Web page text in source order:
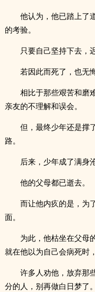
他认为，他已踏上了
的考验。
只要自己坚持下去，
若因此而死了，也无
相比于那些艰苦和磨
亲友的不理解和误会。
但，最终少年还是撑
路。
后来，少年成了满身
他的父母都已逝去。
而让他内疚的是，为
面。
为此，他枯坐在父母
就在他以为自己会病死时
许多人劝他，放弃那
分的人，别再做白日梦了。